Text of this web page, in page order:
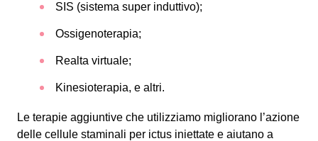
SIS (sistema super induttivo);
Ossigenoterapia;
Realta virtuale;
Kinesioterapia, e altri.
Le terapie aggiuntive che utilizziamo migliorano l’azione
delle cellule staminali per ictus iniettate e aiutano a